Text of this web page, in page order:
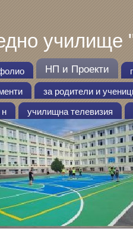
училище
НП и Проекти
за родители и
н училищна телевизия